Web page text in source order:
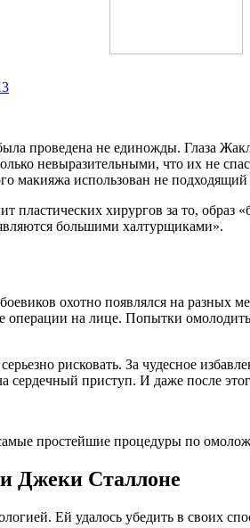
проведена не единожды. Глаза
невыразительными, что их не
макияжа использован не подходящий
хирургов за то, образ
большими халтурщиками».
охотно появлялся на
операции на лице. Попытки
рисковать. За чудесное
приступ. И даже после
простейшие процедуры по
Джеки Сталлоне
Ей удалось убедить в своих